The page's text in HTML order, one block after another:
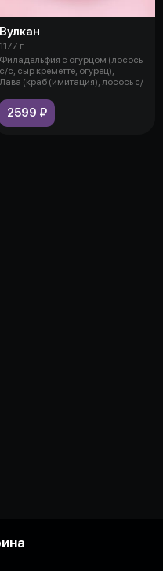
Вулкан
1177 г
Филадельфия с огурцом (лосось
с/с, сыр креметте, огурец),
Лава (краб (имитация), лосось с/
2599 ₽